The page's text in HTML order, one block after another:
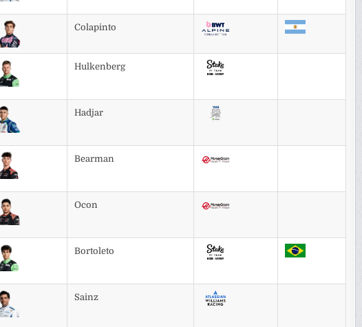
Colapinto
Hulkenberg
Hadjar
Bearman
Ocon
Bortoleto
Sainz